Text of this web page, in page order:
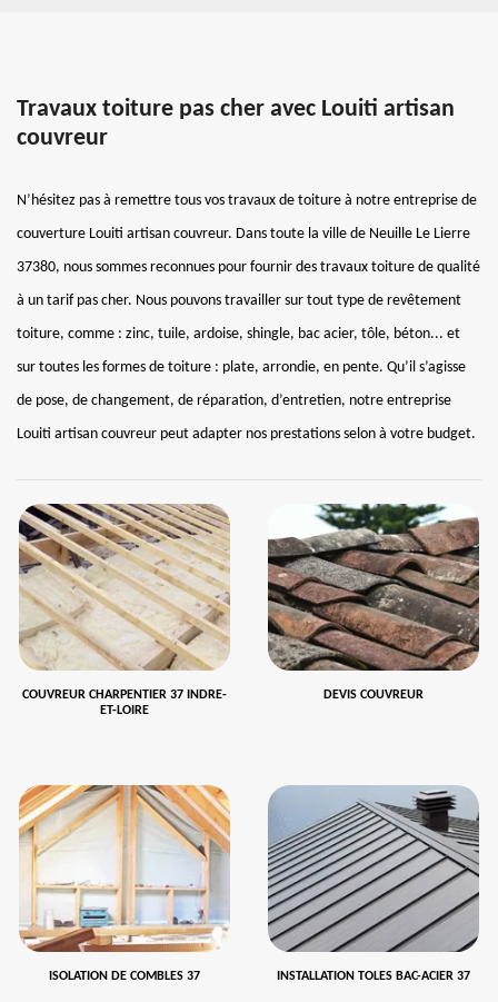
Travaux toiture pas cher avec Louiti artisan
couvreur
N’hésitez pas à remettre tous vos travaux de toiture à notre entreprise de
couverture Louiti artisan couvreur. Dans toute la ville de Neuille Le Lierre
37380, nous sommes reconnues pour fournir des travaux toiture de qualité
à un tarif pas cher. Nous pouvons travailler sur tout type de revêtement
toiture, comme : zinc, tuile, ardoise, shingle, bac acier, tôle, béton... et
sur toutes les formes de toiture : plate, arrondie, en pente. Qu’il s’agisse
de pose, de changement, de réparation, d’entretien, notre entreprise
Louiti artisan couvreur peut adapter nos prestations selon à votre budget.
COUVREUR CHARPENTIER 37 INDRE-
ET-LOIRE
DEVIS COUVREUR
ISOLATION DE COMBLES 37 INSTALLATION TOLES BAC-ACIER 37